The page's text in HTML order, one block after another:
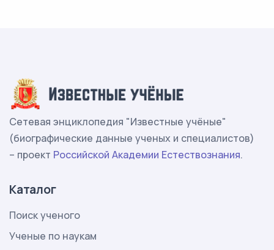
Сетевая энциклопедия "Известные учёные"
(биографические данные ученых и специалистов)
– проект Российской Академии Естествознания.
Каталог
Поиск ученого
Ученые по наукам